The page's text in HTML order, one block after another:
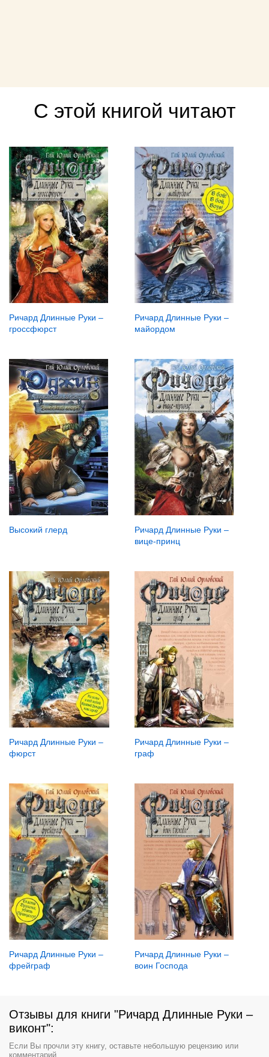
С этой книгой читают
Ричард Длинные Руки –
гроссфюрст
Ричард Длинные Руки –
майордом
Высокий глерд
Ричард Длинные Руки –
вице-принц
Ричард Длинные Руки –
фюрст
Ричард Длинные Руки –
граф
Ричард Длинные Руки –
фрейграф
Ричард Длинные Руки –
воин Господа
Отзывы для книги "Ричард Длинные Руки –
виконт":
Если Вы прочли эту книгу, оставьте небольшую рецензию или
комментарий.